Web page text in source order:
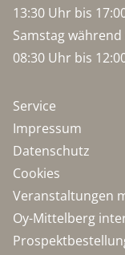
13:30 Uhr bis
Samstag
08:30 Uhr bis
Service
Impressum
Datenschutz
Cookies
Veranstaltungen
Oy-Mittelberg